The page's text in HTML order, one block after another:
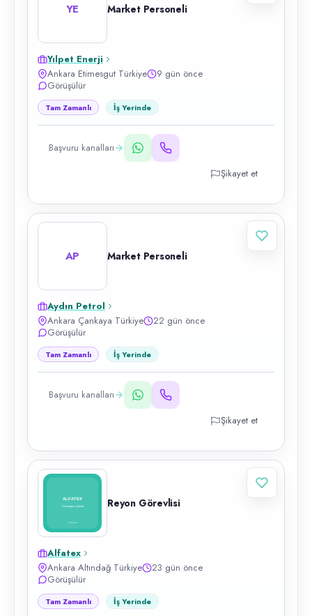
YE Market Personeli
Yılpet Enerji
Ankara Etimesgut Türkiye
9 gün önce
Görüşülür
Tam Zamanlı İş Yerinde
Başvuru kanalları
Şikayet et
AP Market Personeli
Aydın Petrol
Ankara Çankaya Türkiye
22 gün önce
Görüşülür
Tam Zamanlı İş Yerinde
Başvuru kanalları
Şikayet et
Reyon Görevlisi
Alfatex
Ankara Altındağ Türkiye
23 gün önce
Görüşülür
Tam Zamanlı İş Yerinde